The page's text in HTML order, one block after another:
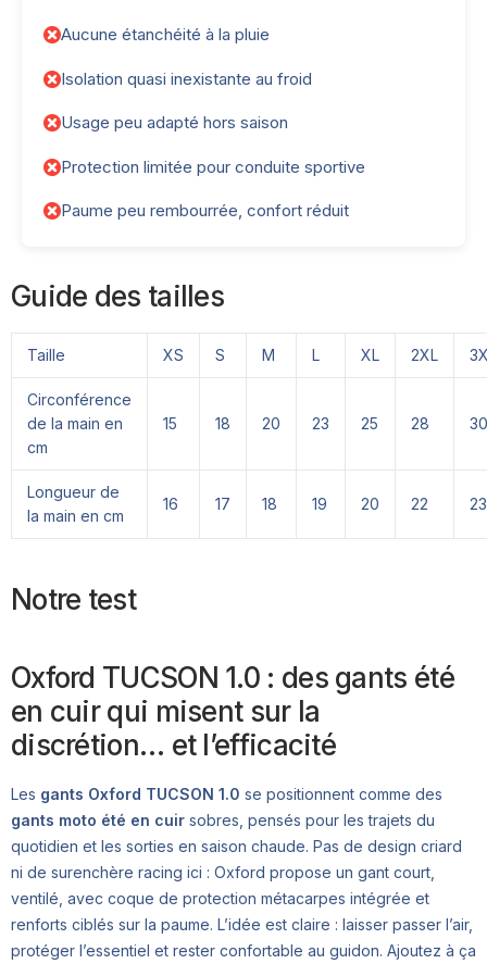
Aucune étanchéité à la pluie
Isolation quasi inexistante au froid
Usage peu adapté hors saison
Protection limitée pour conduite sportive
Paume peu rembourrée, confort réduit
Guide des tailles
Taille XS S M L XL 2XL
Circonférence
de la main en
cm
15 18 20 23 25 28 30
Longueur de
la main en cm
16 17 18 19 20 22 23
Notre test
Oxford TUCSON 1.0 : des gants été
en cuir qui misent sur la
discrétion… et l’efficacité
Les gants Oxford TUCSON 1.0 se positionnent comme des
gants moto été en cuir sobres, pensés pour les trajets du
quotidien et les sorties en saison chaude. Pas de design criard
ni de surenchère racing ici : Oxford propose un gant court,
ventilé, avec coque de protection métacarpes intégrée et
renforts ciblés sur la paume. L’idée est claire : laisser passer l’air,
protéger l’essentiel et rester confortable au guidon. Ajoutez à ça